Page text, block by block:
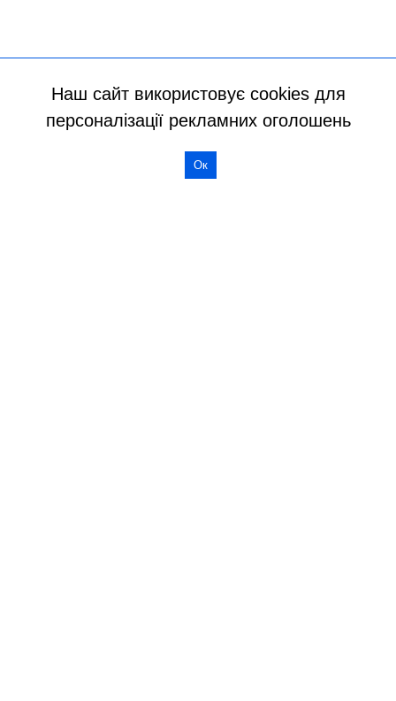
Наш сайт використовує cookies для
персоналізації рекламних оголошень
Ок